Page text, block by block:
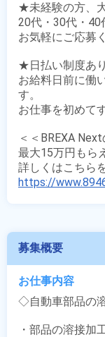
★未経験の方、
20代・30代・40
お気軽にご応募
★日払い制度あ
お給料日前に働
す。
お仕事を初めて
＜＜BREXA
最大15万円もら
https://
募集概要
お仕事内容
◇自動車部品の
・部品の溶接加